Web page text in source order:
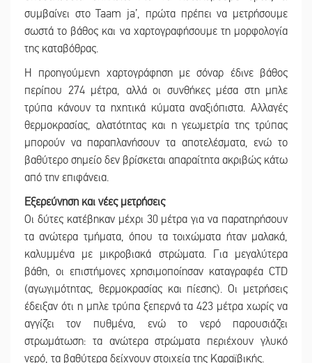
συμβαίνει στο Taam ja’, πρώτα πρέπει να μετρήσουμε
σωστά το βάθος και να χαρτογραφήσουμε τη μορφολογία
της καταβόθρας.
Η προηγούμενη χαρτογράφηση με σόναρ έδινε βάθος
περίπου 274 μέτρα, αλλά οι συνθήκες μέσα στη μπλε
τρύπα κάνουν τα ηχητικά κύματα αναξιόπιστα. Αλλαγές
θερμοκρασίας, αλατότητας και η γεωμετρία της τρύπας
μπορούν να παραπλανήσουν τα αποτελέσματα, ενώ το
βαθύτερο σημείο δεν βρίσκεται απαραίτητα ακριβώς κάτω
από την επιφάνεια.
Εξερεύνηση και νέες μετρήσεις
Οι δύτες κατέβηκαν μέχρι 30 μέτρα για να παρατηρήσουν
τα ανώτερα τμήματα, όπου τα τοιχώματα ήταν μαλακά,
καλυμμένα με μικροβιακά στρώματα. Για μεγαλύτερα
βάθη, οι επιστήμονες χρησιμοποίησαν καταγραφέα CTD
(αγωγιμότητας, θερμοκρασίας και πίεσης). Οι μετρήσεις
έδειξαν ότι η μπλε τρύπα ξεπερνά τα 423 μέτρα χωρίς να
αγγίζει τον πυθμένα, ενώ το νερό παρουσιάζει
στρωμάτωση: τα ανώτερα στρώματα περιέχουν γλυκό
νερό, τα βαθύτερα δείχνουν στοιχεία της Καραϊβικής.